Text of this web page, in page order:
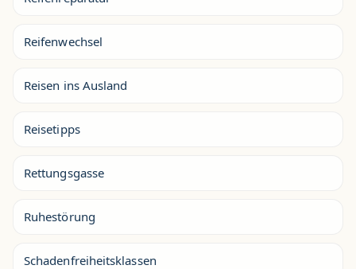
Reifenwechsel
Reisen ins Ausland
Reisetipps
Rettungsgasse
Ruhestörung
Schadenfreiheitsklassen